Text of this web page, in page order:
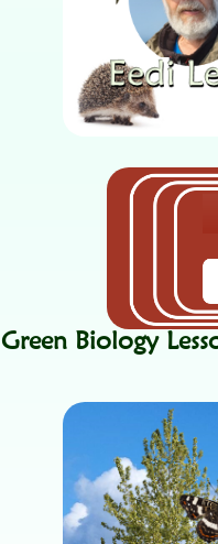
Green Biology